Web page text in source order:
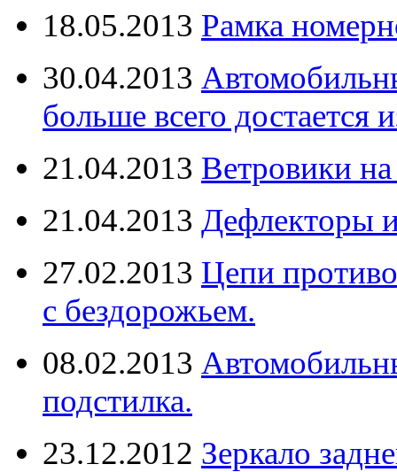
18.05.2013 Рамка
30.04.2013
больше всего достается
21.04.2013 Ветровики
21.04.2013 Дефлекторы
27.02.2013 Цепи
с бездорожьем.
08.02.2013
подстилка.
23.12.2012 Зеркало